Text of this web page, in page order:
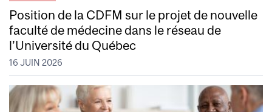
Position de la CDFM sur le projet de nouvelle
faculté de médecine dans le réseau de
l’Université du Québec
16 JUIN 2026